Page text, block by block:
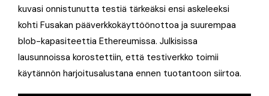
kuvasi onnistunutta testiä tärkeäksi ensi askeleeksi
kohti Fusakan pääverkkokäyttöönottoa ja suurempaa
blob-kapasiteettia Ethereumissa. Julkisissa
lausunnoissa korostettiin, että testiverkko toimii
käytännön harjoitusalustana ennen tuotantoon siirtoa.